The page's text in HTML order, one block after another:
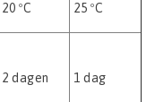
20 ºC 25 ºC
2 dagen 1 dag